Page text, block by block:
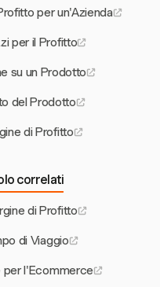
per un'Azienda
per il Profitto
su un Prodotto
del Prodotto
di Profitto
correlati
di Profitto
di Viaggio
per l'Ecommerce